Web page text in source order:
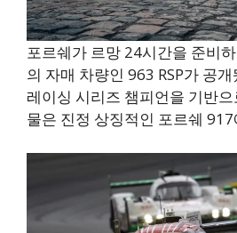
포르쉐가 르망 24시간을 준비
의 자매 차량인 963 RSP가 공
레이싱 시리즈 챔피언을 기반
물은 진정 상징적인 포르쉐